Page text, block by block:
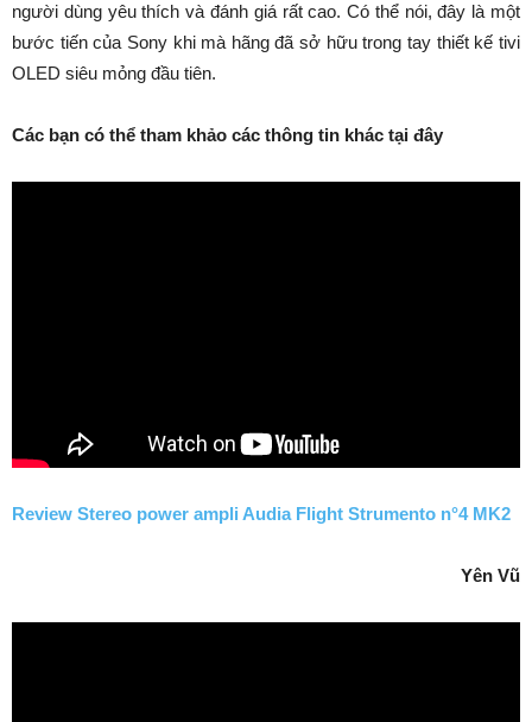
người dùng yêu thích và đánh giá rất cao. Có thể nói, đây là một
bước tiến của Sony khi mà hãng đã sở hữu trong tay thiết kế tivi
OLED siêu mỏng đầu tiên.
Các bạn có thể tham khảo các thông tin khác tại đây
Review Stereo power ampli Audia Flight Strumento n°4 MK2
Yên Vũ